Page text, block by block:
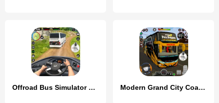
Offroad Bus Simulator Bus Game Modern Grand City Coach Arena